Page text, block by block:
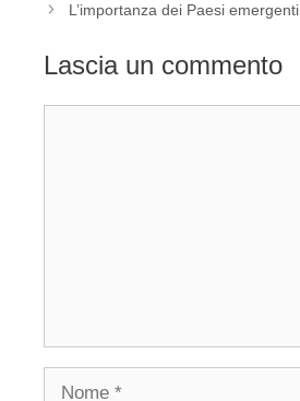
L’importanza dei Paesi emergenti
Lascia un commento